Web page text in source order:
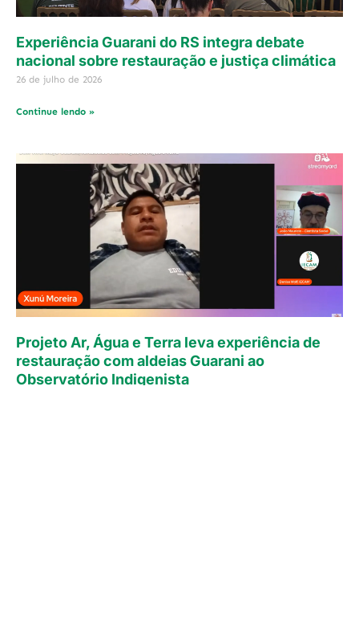
Experiência Guarani do RS integra debate
nacional sobre restauração e justiça climática
26 de julho de 2026
Continue lendo »
Projeto Ar, Água e Terra leva experiência de
restauração com aldeias Guarani ao
Observatório Indigenista